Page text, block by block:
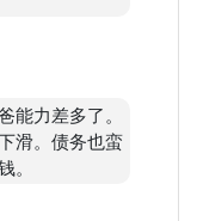
能力差多了。
滑。债务也蛮